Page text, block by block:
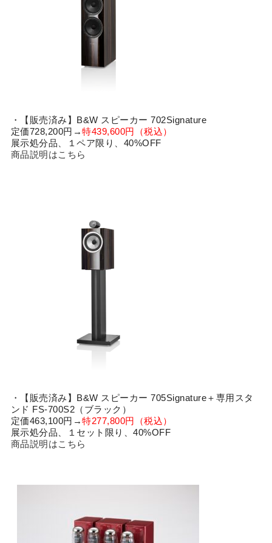
・【販売済み】B&W スピーカー 702Signature
定価728,200円→特439,600円（税込）
展示処分品、１ペア限り、40%OFF
商品説明はこちら
・【販売済み】B&W スピーカー 705Signature＋専用スタ
ンド FS-700S2（ブラック）
定価463,100円→特277,800円（税込）
展示処分品、１セット限り、40%OFF
商品説明はこちら